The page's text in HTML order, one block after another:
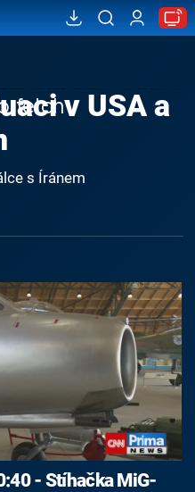
fetchv USA a
s Íránem
- Stíhačka MiG-